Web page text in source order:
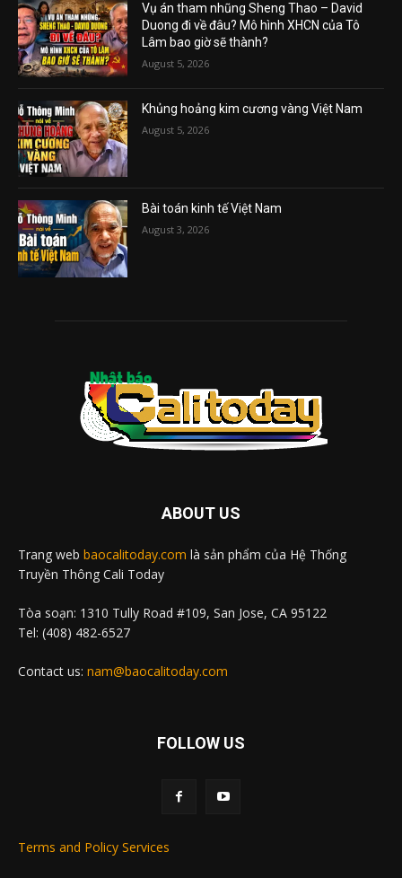
Vụ án tham nhũng Sheng Thao – David
Duong đi về đâu? Mô hình XHCN của Tô
Lâm bao giờ sẽ thành?
August 5, 2026
Khủng hoảng kim cương vàng Việt Nam
August 5, 2026
Bài toán kinh tế Việt Nam
August 3, 2026
ABOUT US
Trang web baocalitoday.com là sản phẩm của Hệ Thống
Truyền Thông Cali Today
Tòa soạn: 1310 Tully Road #109, San Jose, CA 95122
Tel: (408) 482-6527
Contact us: nam@baocalitoday.com
FOLLOW US
Terms and Policy Services